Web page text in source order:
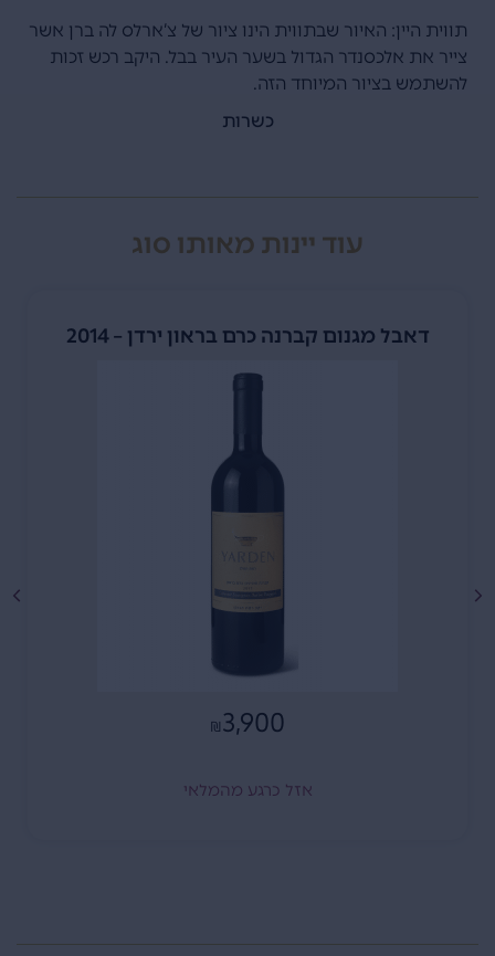
תווית היין: האיור שבתווית הינו ציור של צ’ארלס לה ברן אשר
צייר את אלכסנדר הגדול בשער העיר בבל. היקב רכש זכות
להשתמש בציור המיוחד הזה.
כשרות
עוד יינות מאותו סוג
דאבל מגנום קברנה כרם בראון ירדן – 2014
₪ 3,900
אזל כרגע מהמלאי